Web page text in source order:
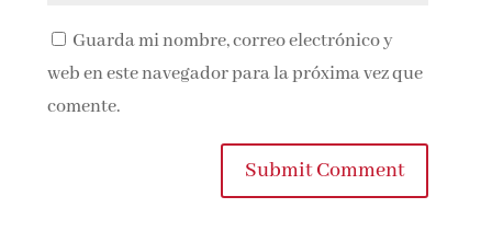
Guarda mi nombre, correo electrónico y
web en este navegador para la próxima vez que
comente.
Submit Comment